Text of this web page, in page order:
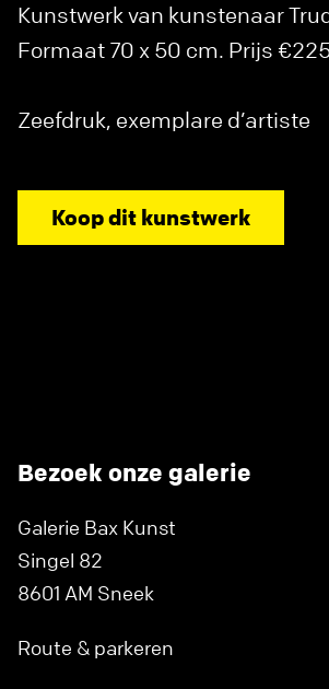
Kunstwerk van kunstenaar
Formaat 70 x 50 cm. Prijs
Zeefdruk, exemplare d’artiste
Koop dit kunstwerk
Bezoek onze galerie
Galerie Bax Kunst
Singel 82
8601 AM Sneek
Route & parkeren